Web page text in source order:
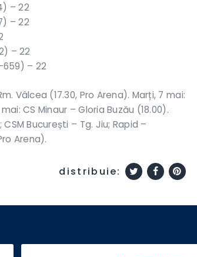
– 22
– 22
– 22
659) – 22
Vâlcea (17.30, Pro Arena). Marți, 7 mai:
CS Minaur – Gloria Buzău (18.00).
București – Tg. Jiu; Rapid –
Arena).
distribuie: